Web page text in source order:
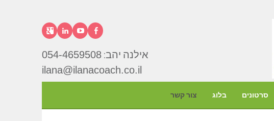
אילנה
יהב
אילנה יהב: 054-4659508
ilana@ilanacoach.co.il
סרטונים בלוג צור קשר